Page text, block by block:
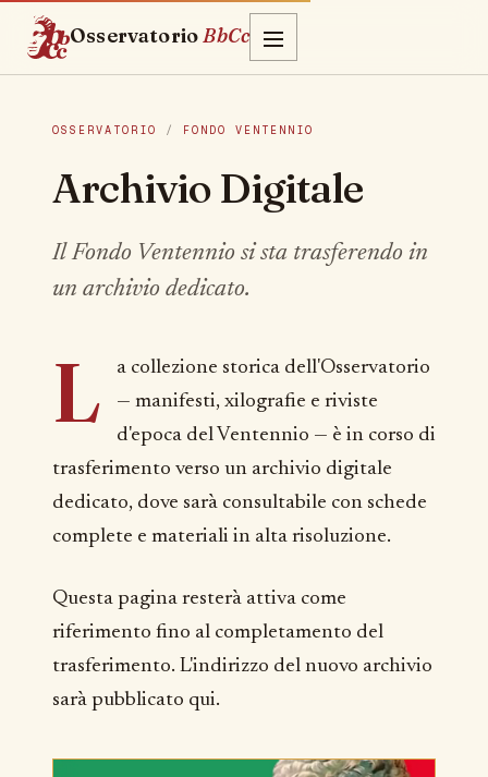
OsservatorioBbCc
OSSERVATORIO / FONDO VENTENNIO
Archivio Digitale
Il Fondo Ventennio si sta trasferendo in
un archivio dedicato.
L
a collezione storica dell'Osservatorio
— manifesti, xilografie e riviste
d'epoca del Ventennio — è in corso di
trasferimento verso un archivio digitale
dedicato, dove sarà consultabile con schede
complete e materiali in alta risoluzione.
Questa pagina resterà attiva come
riferimento fino al completamento del
trasferimento. L'indirizzo del nuovo archivio
sarà pubblicato qui.